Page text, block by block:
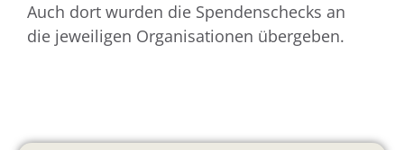
Auch dort wurden die Spendenschecks an
die jeweiligen Organisationen übergeben.